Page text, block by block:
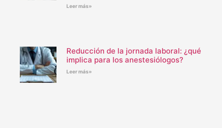
Leer más»
Reducción de la jornada laboral: ¿qué
implica para los anestesiólogos?
Leer más»